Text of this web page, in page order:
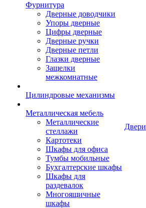
Фурнитура
Дверные доводчики
Упоры дверные
Цифры дверные
Дверные ручки
Дверные петли
Глазки дверные
Защелки
межкомнатные
Цилиндровые механизмы
Металлическая мебель
Металлические
стеллажи
Картотеки
Шкафы для офиса
Тумбы мобильные
Бухгалтерские шкафы
Шкафы для
раздевалок
Многоящичные
шкафы
Двери